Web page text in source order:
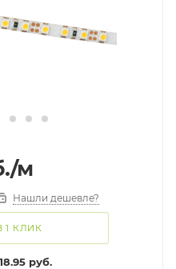
/м
Нашли дешевле?
1 КЛИК
руб.